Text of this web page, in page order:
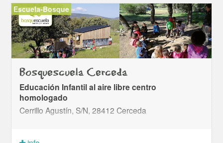
Escuela-Bosque
Bosquescuela Cerceda
Educación Infantil al aire libre centro
homologado
Cerrillo Agustín, S/N, 28412 Cerceda